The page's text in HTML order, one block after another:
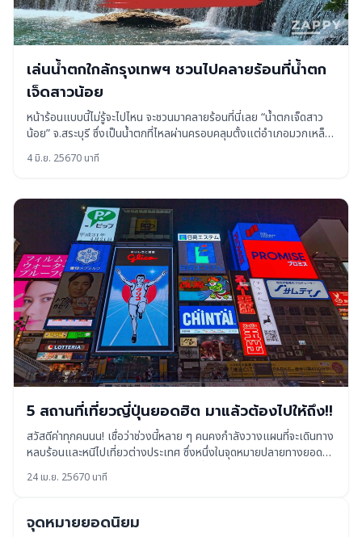
เล่นน้ำตกใกล้กรุงเทพฯ ชวนไปคลายร้อนที่น้ำตก
เจ็ดสาวน้อย
หน้าร้อนแบบนี้ไม่รู้จะไปไหน จะชวนมาคลายร้อนที่นี่เลย “น้ำตกเจ็ดสาว
น้อย” จ.สระบุรี ซึ่งเป็นน้ำตกที่ไหลผ่านครอบคลุมตั้งแต่อำเภอมวกเหล็ก
อำเภอวังม่วง จังหวัดสระบุรี และ อำเภอปากช่อง จังหวัดนครราชสีมา
น้ำตกเจ็ดสาวน้อยนับว่า เป็นน้ำตกใกล้กรุง ถือเป็นแหล่งท่องเ
4 มิ.ย. 25670 นาที
5 สถานที่เที่ยวญี่ปุ่นยอดฮิต มาแล้วต้องไปให้ถึง!!
สวัสดีค่าทุกคนนน! เชื่อว่าช่วงนี้หลาย ๆ คนคงกำลังวางแผนที่จะเดินทาง
หลบร้อนและหนีไปเที่ยวต่างประเทศ ซึ่งหนึ่งในจุดหมายปลายทางยอด
ฮิตคงหนีไปไหนไม่ได้นอกจาก…ใช่แล้ว! ญี่ปุ่นนั่นเองงง เพราะ
24 เม.ย. 25670 นาที
จุดหมายยอดนิยม